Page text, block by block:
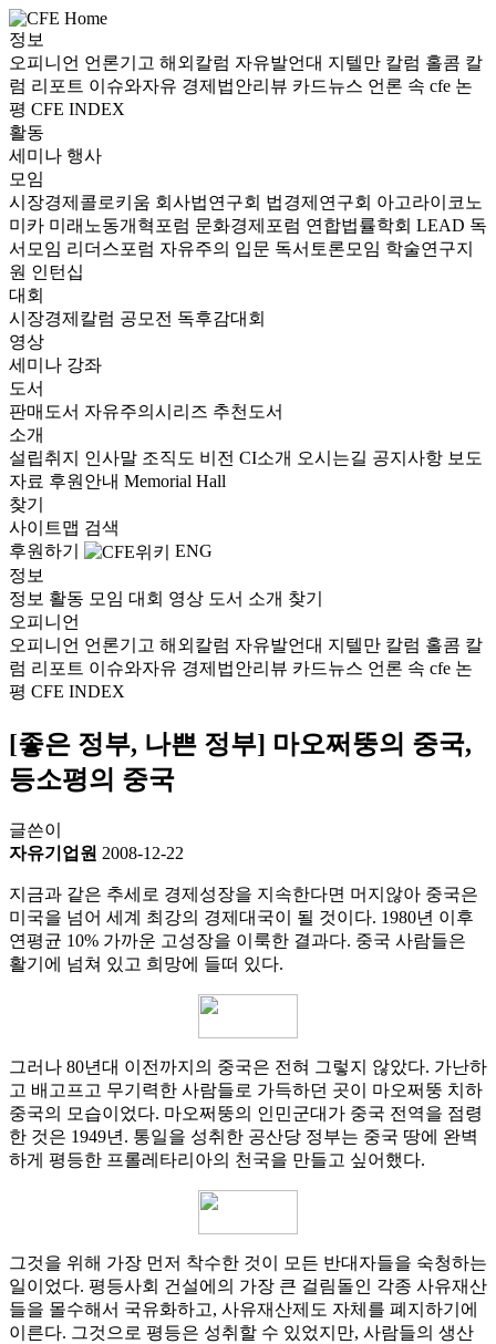
정보
오피니언 언론기고 해외칼럼 자유발언대 지텔만 칼럼 홀콤 칼
럼 리포트 이슈와자유 경제법안리뷰 카드뉴스 언론 속 cfe 논
평 CFE INDEX
활동
세미나 행사
모임
시장경제콜로키움 회사법연구회 법경제연구회 아고라이코노
미카 미래노동개혁포럼 문화경제포럼 연합법률학회 LEAD 독
서모임 리더스포럼 자유주의 입문 독서토론모임 학술연구지
원 인턴십
대회
시장경제칼럼 공모전 독후감대회
영상
세미나 강좌
도서
판매도서 자유주의시리즈 추천도서
소개
설립취지 인사말 조직도 비전 CI소개 오시는길 공지사항 보도
자료 후원안내 Memorial Hall
찾기
사이트맵 검색
후원하기
ENG
정보
정보 활동 모임 대회 영상 도서 소개 찾기
오피니언
오피니언 언론기고 해외칼럼 자유발언대 지텔만 칼럼 홀콤 칼
럼 리포트 이슈와자유 경제법안리뷰 카드뉴스 언론 속 cfe 논
평 CFE INDEX
[좋은 정부, 나쁜 정부] 마오쩌뚱의 중국,
등소평의 중국
글쓴이
자유기업원 2008-12-22
지금과 같은 추세로 경제성장을 지속한다면 머지않아 중국은
미국을 넘어 세계 최강의 경제대국이 될 것이다. 1980년 이후
연평균 10% 가까운 고성장을 이룩한 결과다. 중국 사람들은
활기에 넘쳐 있고 희망에 들떠 있다.
그러나 80년대 이전까지의 중국은 전혀 그렇지 않았다. 가난하
고 배고프고 무기력한 사람들로 가득하던 곳이 마오쩌뚱 치하
중국의 모습이었다. 마오쩌뚱의 인민군대가 중국 전역을 점령
한 것은 1949년. 통일을 성취한 공산당 정부는 중국 땅에 완벽
하게 평등한 프롤레타리아의 천국을 만들고 싶어했다.
그것을 위해 가장 먼저 착수한 것이 모든 반대자들을 숙청하는
일이었다. 평등사회 건설에의 가장 큰 걸림돌인 각종 사유재산
들을 몰수해서 국유화하고, 사유재산제도 자체를 폐지하기에
이른다. 그것으로 평등은 성취할 수 있었지만, 사람들의 생산